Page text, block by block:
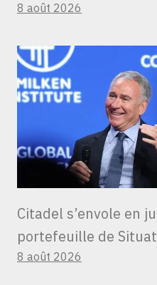
8 août 2026
Citadel s’envole en
portefeuille de
8 août 2026